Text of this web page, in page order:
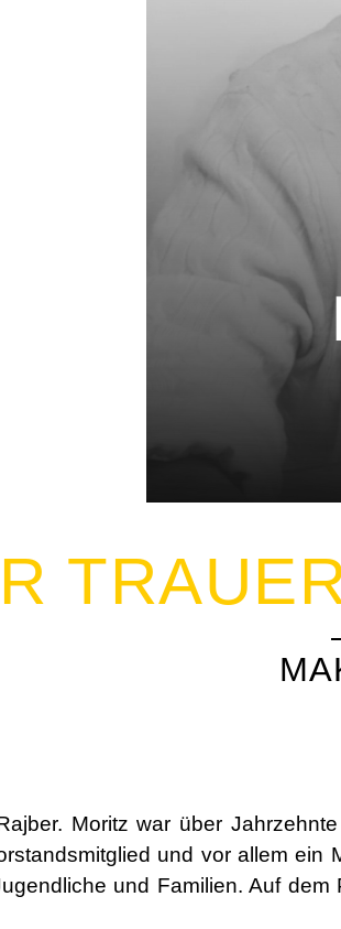
Moritz war über
und vor allem
und Familien. Auf